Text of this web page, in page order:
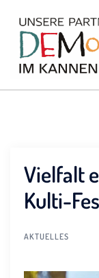
Inhalt
springen
Vielfalt
Kulti-
AKTUELLES